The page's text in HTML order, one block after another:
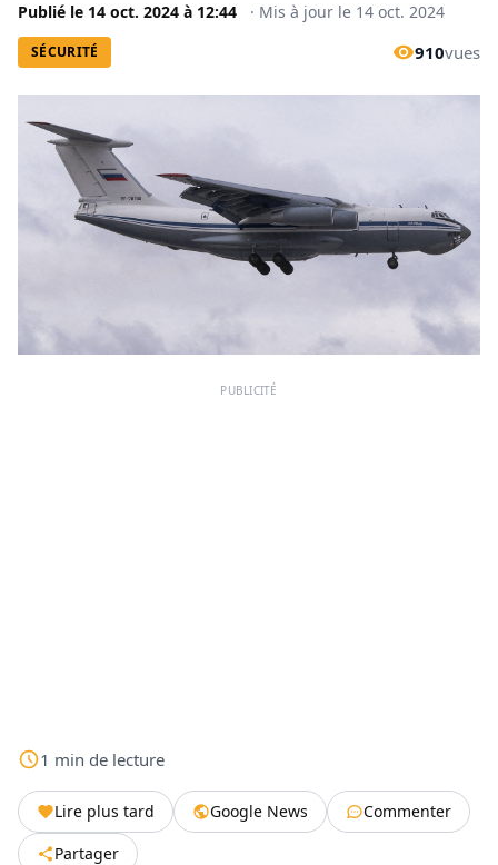
Publié le 14 oct. 2024 à 12:44 · Mis à jour le 14 oct. 2024
SÉCURITÉ 910vues
PUBLICITÉ
1 min de lecture
Lire plus tard Google News
Commenter
Partager